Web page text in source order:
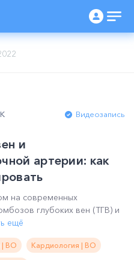
Видеозапись
и
артерии: как
на современных
глубоких вен (ТГВ) и
ещё
| ВО Кардиология | ВО